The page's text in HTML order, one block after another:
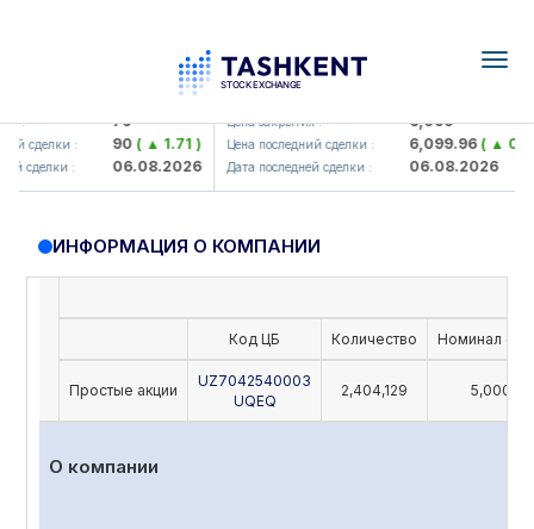
: 79
сделки : 90( ▲ 1.71 )
сделки : 06.08.2026
UZMK (<O'zmetkombinat> AJ)
Цена закрытия : 6,099
Цена последний сделки : 6,099.96( ▲ 0.08
Дата последней сделки : 06.08.2026
ИНФОРМАЦИЯ О КОМПАНИИ
Код ЦБ Количество Номинал
Простые акции
UZ7042540003
UQEQ
2,404,129 5,000
О компании